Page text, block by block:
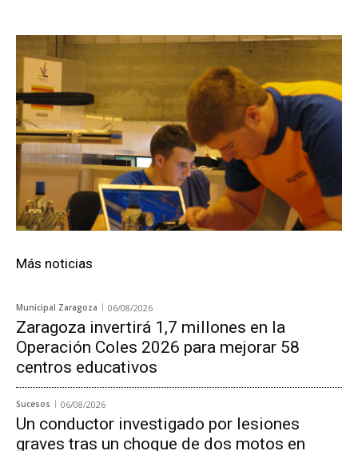
Más noticias
Municipal Zaragoza 06/08/2026
Zaragoza invertirá 1,7 millones en la
Operación Coles 2026 para mejorar 58
centros educativos
Sucesos 06/08/2026
Un conductor investigado por lesiones
graves tras un choque de dos motos en